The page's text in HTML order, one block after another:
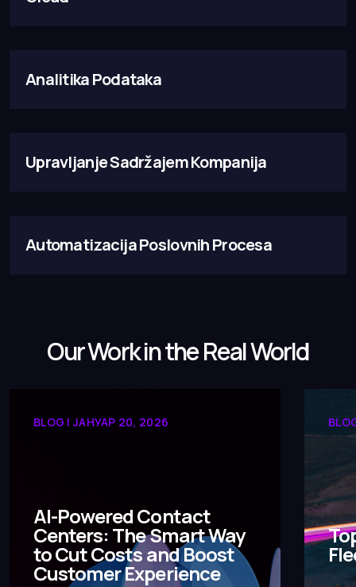
Analitika Podataka
Upravljanje Sadržajem Kompanija
Automatizacija Poslovnih Procesa
Our Work in the Real World
BLOG | ЈАНУАР 20, 2026
AI-Powered Contact
Centers: The Smart Way
to Cut Costs and Boost
Customer Experience